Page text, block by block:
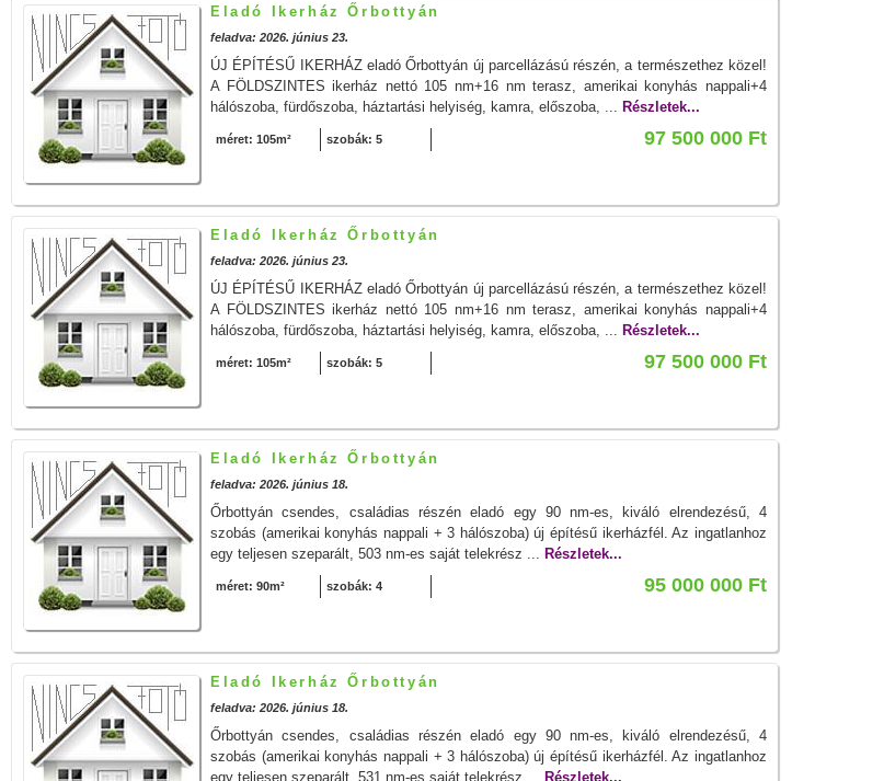
Eladó Ikerház Őrbottyán
feladva: 2026. június 23.
ÚJ ÉPÍTÉSŰ IKERHÁZ eladó Őrbottyán új parcellázású részén, a természethez közel!
A FÖLDSZINTES ikerház nettó 105 nm+16 nm terasz, amerikai konyhás nappali+4
hálószoba, fürdőszoba, háztartási helyiség, kamra, előszoba, ... Részletek...
méret: 105m² szobák: 5 97 500 000 Ft
Eladó Ikerház Őrbottyán
feladva: 2026. június 23.
ÚJ ÉPÍTÉSŰ IKERHÁZ eladó Őrbottyán új parcellázású részén, a természethez közel!
A FÖLDSZINTES ikerház nettó 105 nm+16 nm terasz, amerikai konyhás nappali+4
hálószoba, fürdőszoba, háztartási helyiség, kamra, előszoba, ... Részletek...
méret: 105m² szobák: 5 97 500 000 Ft
Eladó Ikerház Őrbottyán
feladva: 2026. június 18.
Őrbottyán csendes, családias részén eladó egy 90 nm-es, kiváló elrendezésű, 4
szobás (amerikai konyhás nappali + 3 hálószoba) új építésű ikerházfél. Az ingatlanhoz
egy teljesen szeparált, 503 nm-es saját telekrész ... Részletek...
méret: 90m² szobák: 4 95 000 000 Ft
Eladó Ikerház Őrbottyán
feladva: 2026. június 18.
Őrbottyán csendes, családias részén eladó egy 90 nm-es, kiváló elrendezésű, 4
szobás (amerikai konyhás nappali + 3 hálószoba) új építésű ikerházfél. Az ingatlanhoz
egy teljesen szeparált, 531 nm-es saját telekrész ...
Részletek...